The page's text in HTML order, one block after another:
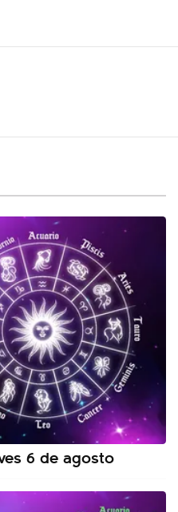
6 de agosto